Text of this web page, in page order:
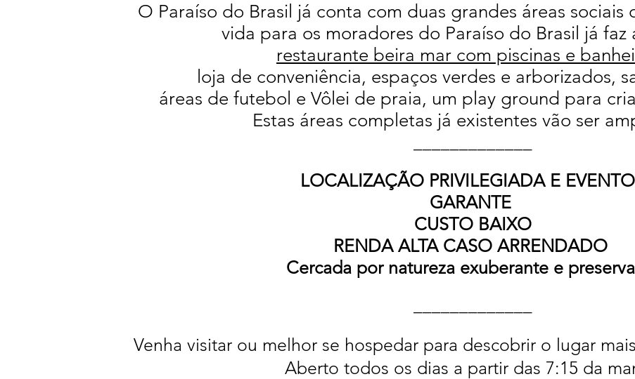
O Paraíso do Brasil já conta com duas grandes áreas
vida para os moradores do Paraíso do Brasil já faz
restaurante beira mar com piscinas e
loja de conveniência, espaços verdes e arborizados,
áreas de futebol e Vôlei de praia, um play ground para
Estas áreas completas já existentes vão ser
LOCALIZAÇÃO PRIVILEGIADA E
GARANTE
CUSTO BAIXO
RENDA ALTA CASO ARRENDADO
Cercada por natureza exuberante e
Venha visitar ou melhor se hospedar para descobrir o lugar
Aberto todos os dias a partir das 7:15 da